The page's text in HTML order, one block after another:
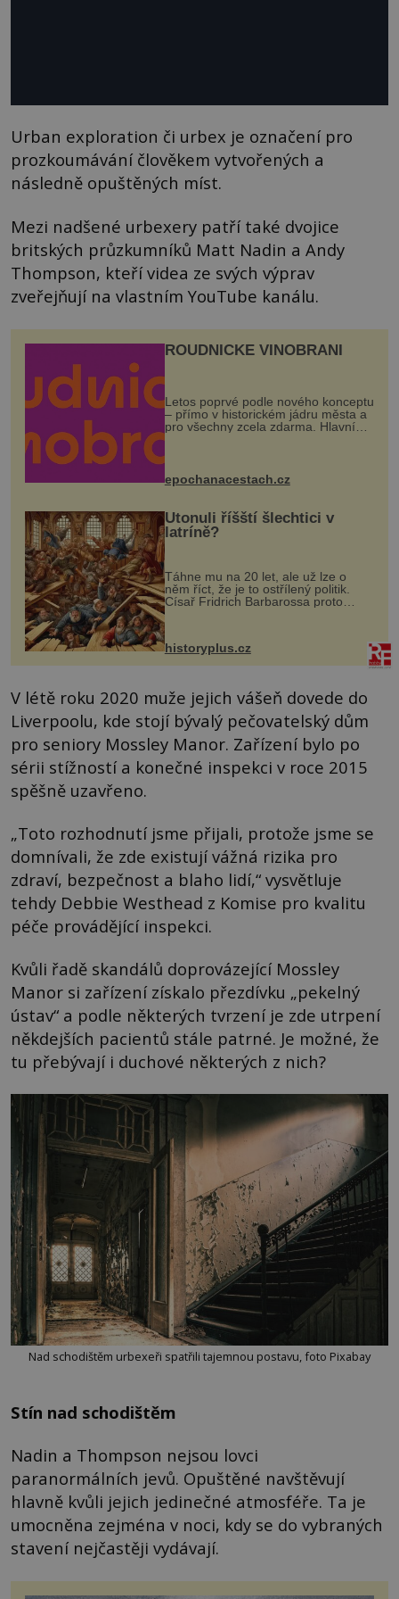
Urban exploration či urbex je označení pro
prozkoumávání člověkem vytvořených a
následně opuštěných míst.
Mezi nadšené urbexery patří také dvojice
britských průzkumníků Matt Nadin a Andy
Thompson, kteří videa ze svých výprav
zveřejňují na vlastním YouTube kanálu.
ROUDNICKÉ VINOBRANÍ
Letos poprvé podle nového konceptu
– přímo v historickém jádru města a
pro všechny zcela zdarma. Hlavní
program se odehraje na Karlově a
mohou těšit na víno, burčák, pes...
epochanacestach.cz
Utonuli říšští šlechtici v
latríně?
Táhne mu na 20 let, ale už lze o
něm říct, že je to ostřílený politik.
Císař Fridrich Barbarossa proto
posílá svého syna a dědice Jindřicha
VI. do Erfurtu, aby se stal
prostředníkem při řešení sporu m...
historyplus.cz
V létě roku 2020 muže jejich vášeň dovede do
Liverpoolu, kde stojí bývalý pečovatelský dům
pro seniory Mossley Manor. Zařízení bylo po
sérii stížností a konečné inspekci v roce 2015
spěšně uzavřeno.
„Toto rozhodnutí jsme přijali, protože jsme se
domnívali, že zde existují vážná rizika pro
zdraví, bezpečnost a blaho lidí,“ vysvětluje
tehdy Debbie Westhead z Komise pro kvalitu
péče provádějící inspekci.
Kvůli řadě skandálů doprovázející Mossley
Manor si zařízení získalo přezdívku „pekelný
ústav“ a podle některých tvrzení je zde utrpení
někdejších pacientů stále patrné. Je možné, že
tu přebývají i duchové některých z nich?
Nad schodištěm urbexeři spatřili tajemnou postavu, foto Pixabay
Stín nad schodištěm
Nadin a Thompson nejsou lovci
paranormálních jevů. Opuštěné navštěvují
hlavně kvůli jejich jedinečné atmosféře. Ta je
umocněna zejména v noci, kdy se do vybraných
stavení nejčastěji vydávají.